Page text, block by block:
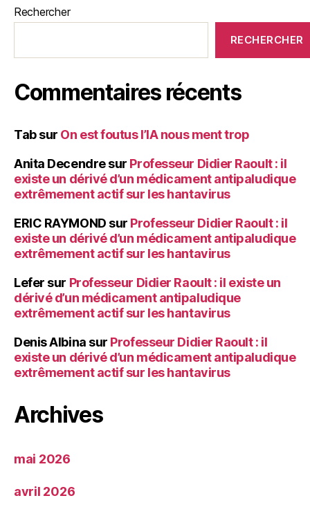
Rechercher
RECHERCHER
Commentaires récents
Tabsur On est foutus l’IA nous ment trop
Anita Decendresur Professeur Didier Raoult : il
existe un dérivé d’un médicament antipaludique
extrêmement actif sur les hantavirus
ERIC RAYMOND sur Professeur Didier Raoult : il
existe un dérivé d’un médicament antipaludique
extrêmement actif sur les hantavirus
Lefer sur Professeur Didier Raoult : il existe un
dérivé d’un médicament antipaludique
extrêmement actif sur les hantavirus
Denis Albina sur Professeur Didier Raoult : il
existe un dérivé d’un médicament antipaludique
extrêmement actif sur les hantavirus
Archives
mai 2026
avril 2026